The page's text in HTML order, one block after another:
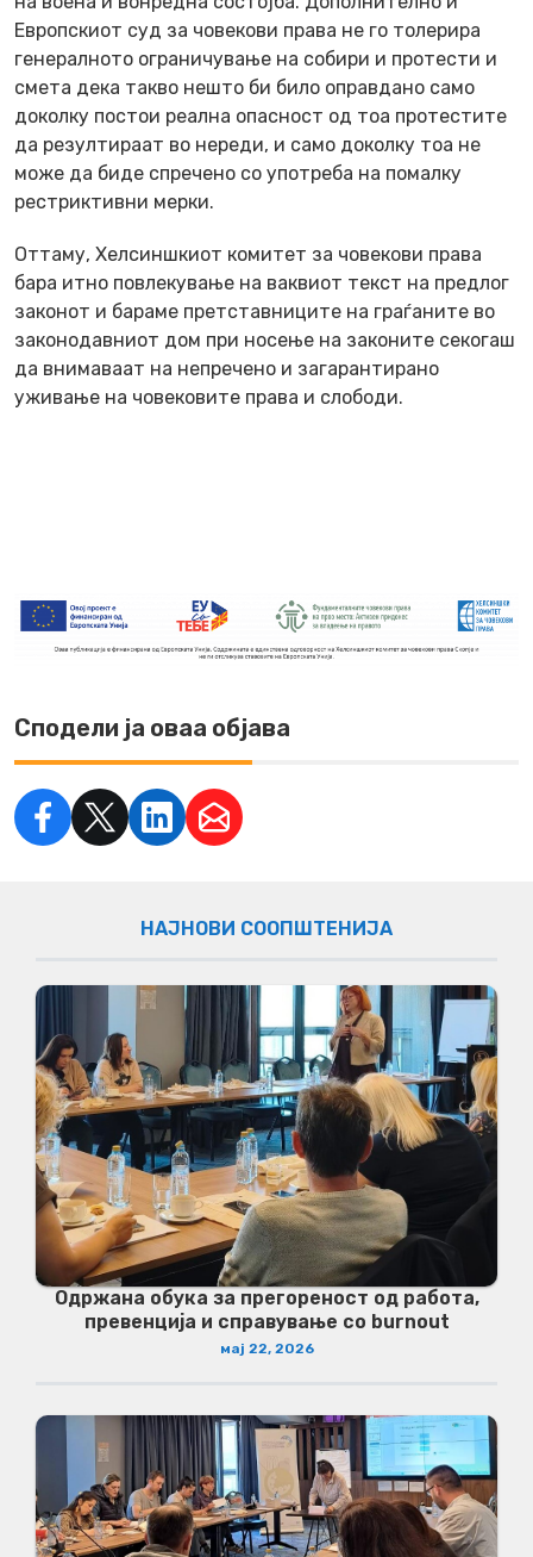
Европскиот суд за човекови права не го толерира
генералното ограничување на собири и протести и
смета дека такво нешто би било оправдано само
доколку постои реална опасност од тоа протестите
да резултираат во нереди, и само доколку тоа не
може да биде спречено со употреба на помалку
рестриктивни мерки.
Оттаму, Хелсиншкиот комитет за човекови права
бара итно повлекување на ваквиот текст на предлог
законот и бараме претставниците на граѓаните во
законодавниот дом при носење на законите секогаш
да внимаваат на непречено и загарантирано
уживање на човековите права и слободи.
Сподели ја оваа објава
НАЈНОВИ СООПШТЕНИЈА
Одржана обука за прегореност од работа,
превенција и справување со burnout
мај 22, 2026